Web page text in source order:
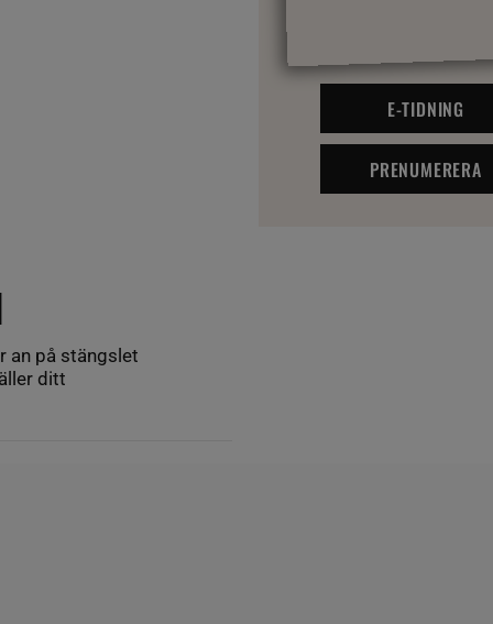
an på stängslet
ditt
E-TIDNING
PRENUMERERA